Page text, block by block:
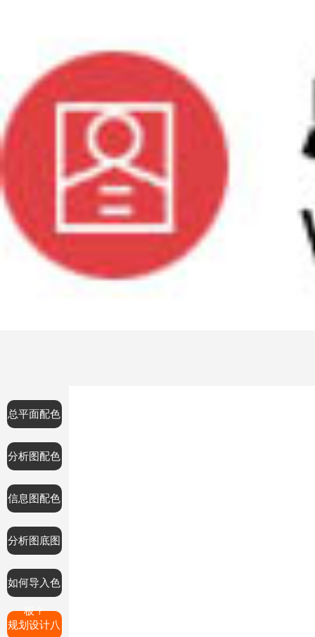
总平面配色
分析图配色
信息图配色
分析图底图
如何导入色
板？
规划设计八